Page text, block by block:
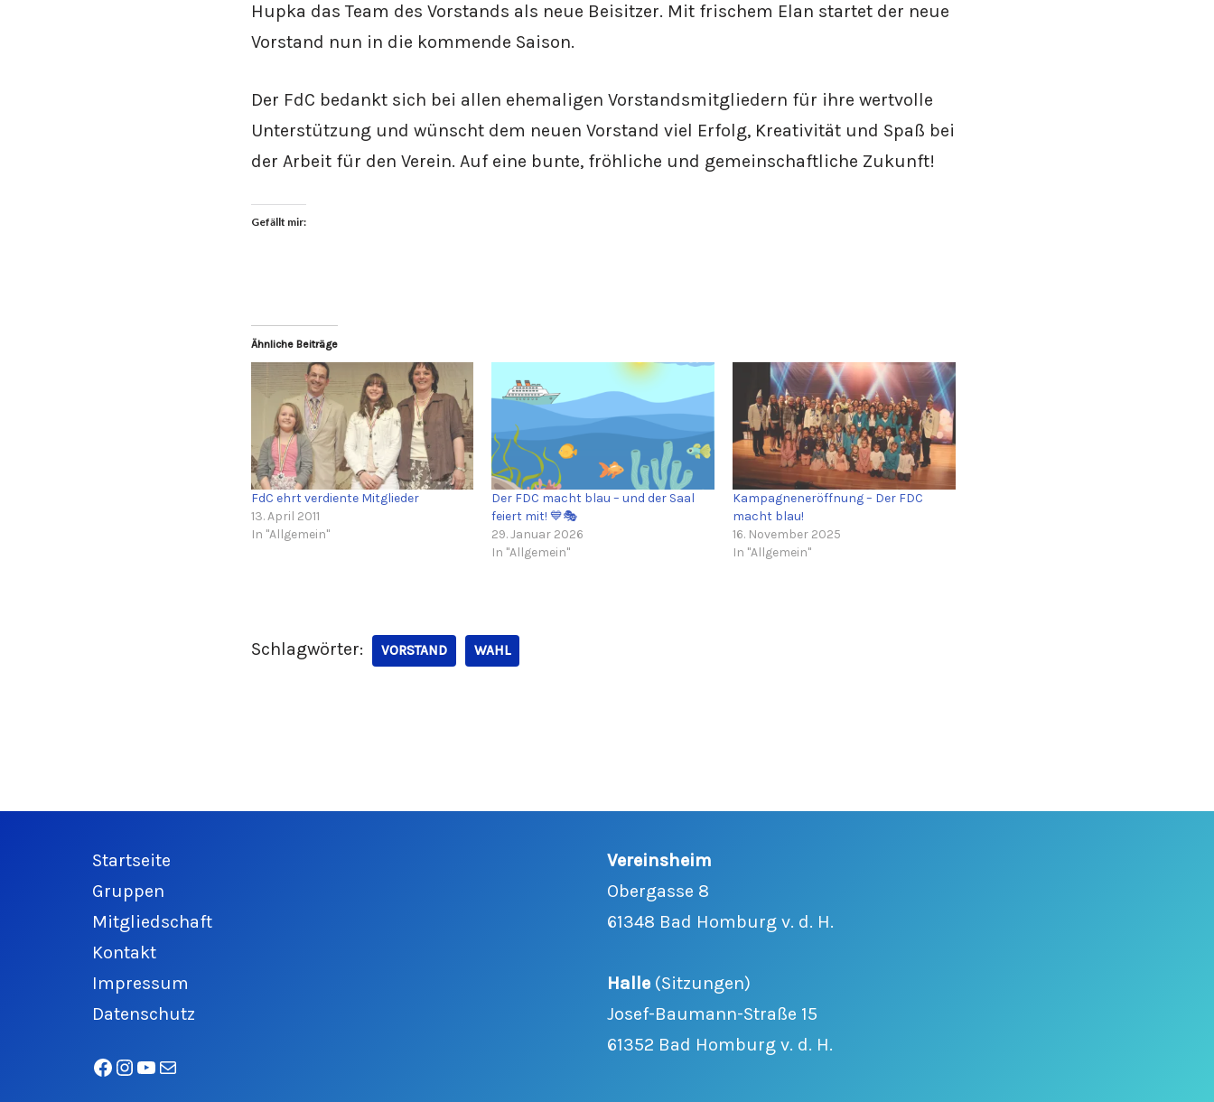
Hupka das Team des Vorstands als neue Beisitzer. Mit frischem Elan startet der neue
Vorstand nun in die kommende Saison.
Der FdC bedankt sich bei allen ehemaligen Vorstandsmitgliedern für ihre wertvolle
Unterstützung und wünscht dem neuen Vorstand viel Erfolg, Kreativität und Spaß bei
der Arbeit für den Verein. Auf eine bunte, fröhliche und gemeinschaftliche Zukunft!
Gefällt mir:
Ähnliche Beiträge
FdC ehrt verdiente Mitglieder
13. April 2011
In "Allgemein"
Der FDC macht blau – und der Saal
feiert mit! 💙🎭
29. Januar 2026
In "Allgemein"
Kampagneneröffnung – Der FDC
macht blau!
16. November 2025
In "Allgemein"
Schlagwörter: VORSTAND WAHL
Startseite
Gruppen
Mitgliedschaft
Kontakt
Impressum
Datenschutz
Vereinsheim
Obergasse 8
61348 Bad Homburg v. d. H.
Halle (Sitzungen)
Josef-Baumann-Straße 15
61352 Bad Homburg v. d. H.